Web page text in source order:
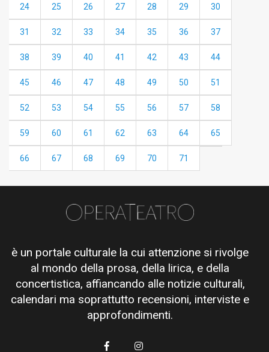
24 25 26 27 28 29 30
31 32 33 34 35 36 37
38 39 40 41 42 43 44
45 46 47 48 49 50 51
52 53 54 55 56 57 58
59 60 61 62 63 64 65
66 67 68 69 70 71
è un portale culturale la cui attenzione si rivolge
al mondo della prosa, della lirica, e della
concertistica, affiancando alle notizie culturali,
calendari ma soprattutto recensioni, interviste e
approfondimenti.